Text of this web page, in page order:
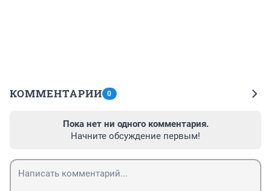
КОММЕНТАРИИ 0
Пока нет ни одного комментария.
Начните обсуждение первым!